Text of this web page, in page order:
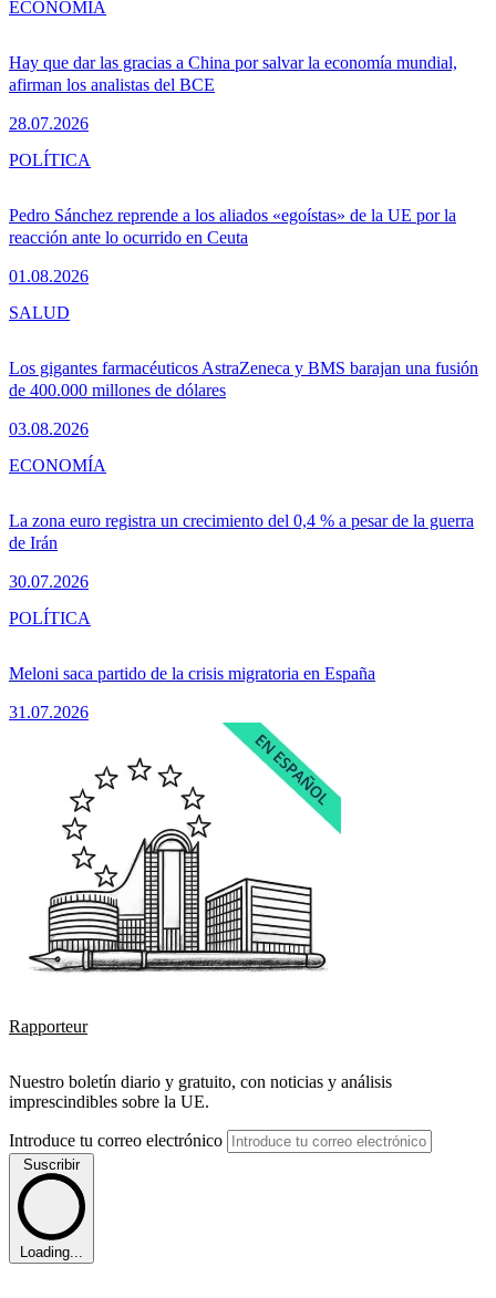
Hay que dar las gracias a China por salvar la economía mundial,
afirman los analistas del BCE
28.07.2026
ECONOMÍA
Pedro Sánchez reprende a los aliados «egoístas» de la UE por la
reacción ante lo ocurrido en Ceuta
01.08.2026
POLÍTICA
Los gigantes farmacéuticos AstraZeneca y BMS barajan una fusión
de 400.000 millones de dólares
03.08.2026
SALUD
La zona euro registra un crecimiento del 0,4 % a pesar de la guerra
de Irán
30.07.2026
ECONOMÍA
Meloni saca partido de la crisis migratoria en España
31.07.2026
POLÍTICA
Rapporteur
Nuestro boletín diario y gratuito, con noticias y análisis
imprescindibles sobre la UE.
Introduce tu correo electrónico
Suscribir
Loading...